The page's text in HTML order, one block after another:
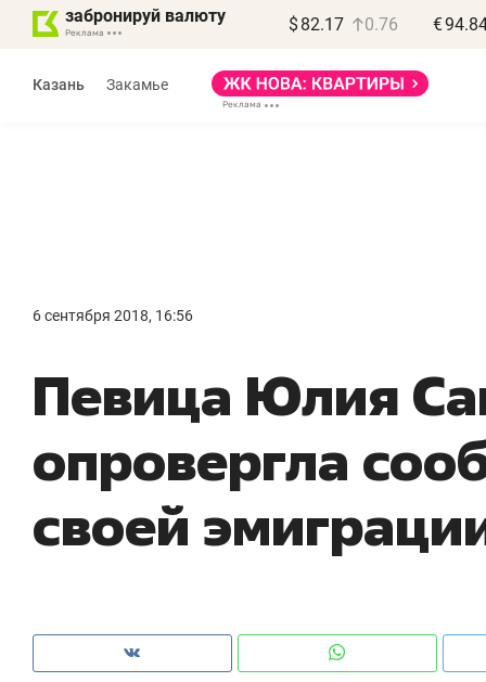
забронируй валюту $ 82.17 0.76 €
Казань Закамье
6 сентября 2018, 16:56
Певица Юлия
опровергла
своей
правил, бизнес может
потерять минимум
Как бизнесу выйти на зарубежные
чем интересен Оман?